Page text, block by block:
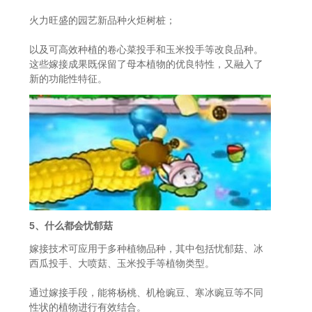
火力旺盛的园艺新品种火炬树桩；
以及可高效种植的卷心菜投手和玉米投手等改良品种。
这些嫁接成果既保留了母本植物的优良特性，又融入了
新的功能性特征。
5、什么都会忧郁菇
嫁接技术可应用于多种植物品种，其中包括忧郁菇、冰
西瓜投手、大喷菇、玉米投手等植物类型。
通过嫁接手段，能将杨桃、机枪豌豆、寒冰豌豆等不同
性状的植物进行有效结合。